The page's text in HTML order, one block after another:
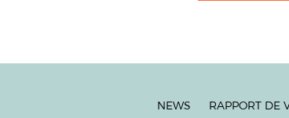
NEWS RAPPORT DE